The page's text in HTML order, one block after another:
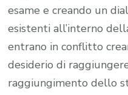
esame e creando un
esistenti all’interno
entrano in conflitto
desiderio di
raggiungimento dello